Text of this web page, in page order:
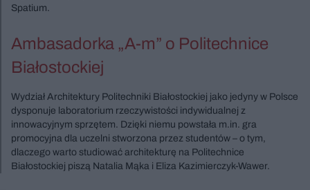
Spatium.
Ambasadorka „A-m” o Politechnice
Białostockiej
Wydział Architektury Politechniki Białostockiej jako jedyny w Polsce
dysponuje laboratorium rzeczywistości indywidualnej z
innowacyjnym sprzętem. Dzięki niemu powstała m.in. gra
promocyjna dla uczelni stworzona przez studentów – o tym,
dlaczego warto studiować architekturę na Politechnice
Białostockiej piszą Natalia Mąka i Eliza Kazimierczyk-Wawer.